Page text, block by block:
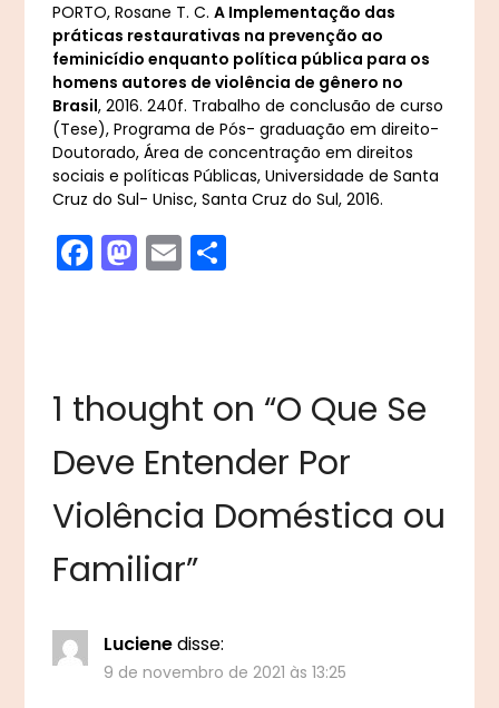
PORTO, Rosane T. C.A Implementação das
práticas restaurativas na prevenção ao
feminicídio enquanto política pública para os
homens autores de violência de gênero no
Brasil, 2016. 240f. Trabalho de conclusão de curso
(Tese), Programa de Pós- graduação em direito-
Doutorado, Área de concentração em direitos
sociais e políticas Públicas, Universidade de Santa
Cruz do Sul- Unisc, Santa Cruz do Sul, 2016.
Facebook
Mastodon
Email
1 thought on “O Que Se
Deve Entender Por
Violência Doméstica ou
Familiar”
Lucienedisse:
9 de novembro de 2021 às 13:25